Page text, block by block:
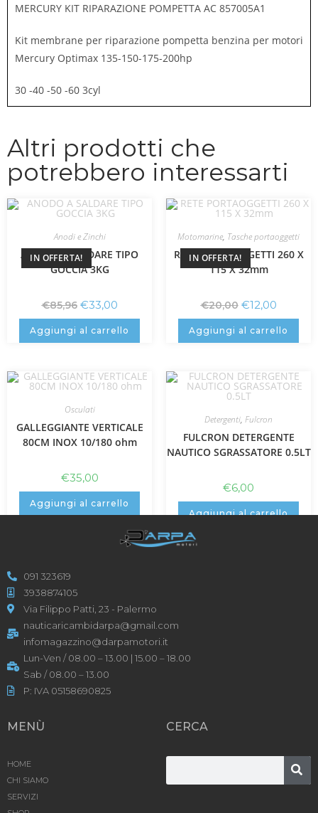
MERCURY KIT RIPARAZIONE POMPETTA AC 857005A1
Kit membrane per riparazione pompetta benzina per motori
Mercury Optimax 135-150-175-200hp
30 -40 -50 -60 3cyl
Altri prodotti che
potrebbero interessarti
IN OFFERTA!
Anodi e Zinchi
ANODO A SALDARE TIPO
GOCCIA 3KG
€85,96 €33,00
Aggiungi al carrello
IN OFFERTA!
Motomarine, Tasche portaoggetti
RETE PORTAOGGETTI 260 X
115 X 32mm
€20,00 €12,00
Aggiungi al carrello
Osculati
GALLEGGIANTE VERTICALE
80CM INOX 10/180 ohm
€35,00
Aggiungi al carrello
Detergenti, Fulcron
FULCRON DETERGENTE
NAUTICO SGRASSATORE 0.5LT
€6,00
Aggiungi al carrello
091 323619
3938874105
Via Filippo Patti, 23 - Palermo
nauticaricambidarpa@gmail.com
infomagazzino@darpamotori.it
Lun-Ven / 08.00 – 13.00 | 15.00 – 18.00
Sab / 08.00 – 13.00
P: IVA 05158690825
MENÙ
HOME
CHI SIAMO
SERVIZI
CERCA